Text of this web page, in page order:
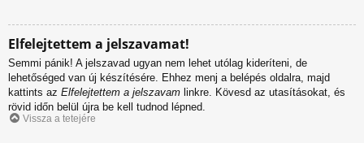
Elfelejtettem a jelszavamat!
Semmi pánik! A jelszavad ugyan nem lehet utólag kideríteni, de
lehetőséged van új készítésére. Ehhez menj a belépés oldalra, majd
kattints az Elfelejtettem a jelszavam linkre. Kövesd az utasításokat, és
rövid időn belül újra be kell tudnod lépned.
Vissza a tetejére